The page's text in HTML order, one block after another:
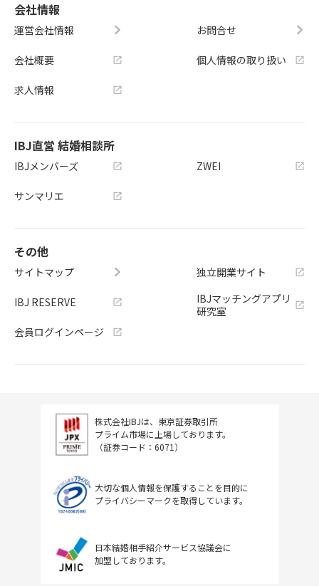
会社情報
運営会社情報
会社概要
求人情報
お問合せ
個人情報の取り扱い
IBJ直営 結婚相談所
IBJメンバーズ
サンマリエ
ZWEI
その他
サイトマップ
IBJ RESERVE
会員ログインページ
独立開業サイト
IBJマッチングアプリ
研究室
株式会社IBJは、東京証券取引所
プライム市場に上場しております。
（証券コード：6071）
大切な個人情報を保護することを目的に
プライバシーマークを取得しています。
日本結婚相手紹介サービス協議会に
加盟しております。